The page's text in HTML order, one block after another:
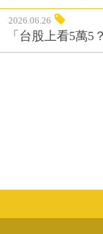
2026.06.26
「台股上看5萬